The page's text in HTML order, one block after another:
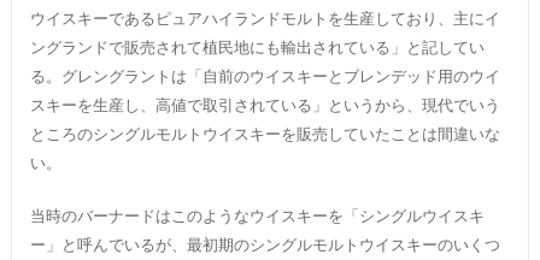
ウイスキーであるピュアハイランドモルトを生産しており、主にイ
ングランドで販売されて植民地にも輸出されている」と記してい
る。グレングラントは「自前のウイスキーとブレンデッド用のウイ
スキーを生産し、高値で取引されている」というから、現代でいう
ところのシングルモルトウイスキーを販売していたことは間違いな
い。
当時のバーナードはこのようなウイスキーを「シングルウイスキ
ー」と呼んでいるが、最初期のシングルモルトウイスキーのいくつ